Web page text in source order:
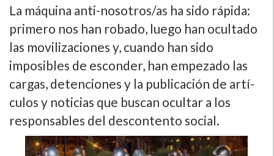
La máquina anti-nosotros/as ha sido rápida:
primero nos han robado, luego han ocultado
las movilizaciones y, cuando han sido
imposibles de esconder, han empezado las
cargas, detenciones y la publicación de artí­
culos y noticias que buscan ocultar a los
responsables del descontento social.